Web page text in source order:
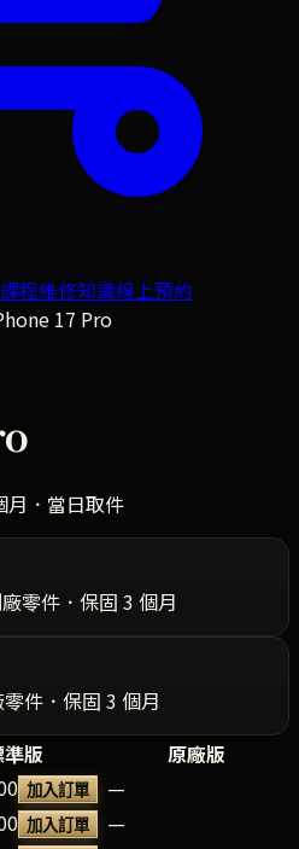
程維修知識線上預約
17 Pro
月．當日取件
零件．保固 3 個月
件．保固 3 個月
版
原廠版
加入訂單
—
加入訂單
—